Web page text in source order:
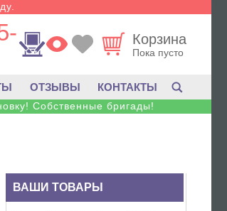
Корзина
Пока пусто
ОТЗЫВЫ КОНТАКТЫ
Собственные бригады!
ВАШИ ТОВАРЫ